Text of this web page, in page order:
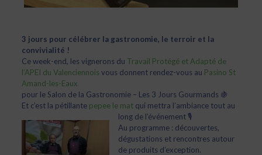
3 jours pour célébrer la gastronomie, le terroir et la
convivialité !
Ce week-end, les vignerons du Travail Protégé et Adapté de
l’APEI du Valenciennois vous donnent rendez-vous au Pasino St
Amand-les-Eaux
pour le Salon de la Gastronomie – Les 3 Jours Gourmands 🍇
Et c’est la pétillante pepee le matqui mettra l’ambiance tout au
long de l’événement 🎙️
Au programme : découvertes,
dégustations et rencontres autour
de produits d’exception.